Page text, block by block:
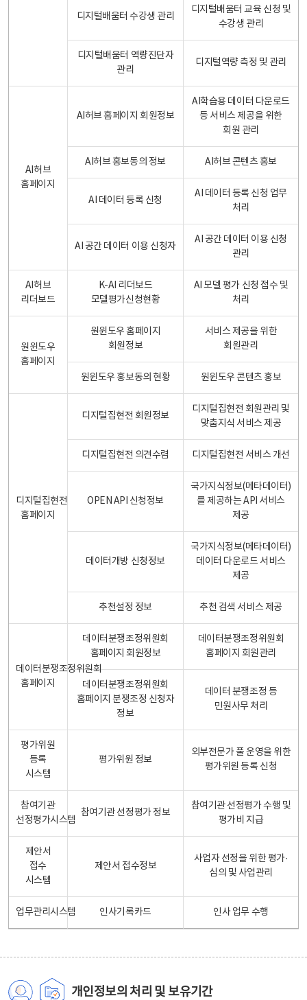
디지털배움터 수강생 관리
디지털배움터 교육 신청 및
수강생 관리
디지털배움터 역량진단자
관리
디지털역량 측정 및 관리
AI허브
홈페이지
AI허브 홈페이지 회원정보
AI학습용 데이터 다운로드
등 서비스 제공을 위한
회원 관리
AI허브 홍보동의 정보 AI허브 콘텐츠 홍보
AI 데이터 등록 신청
AI 데이터 등록 신청 업무
처리
AI 공간 데이터 이용 신청자
AI 공간 데이터 이용 신청
관리
AI허브
리더보드
K-AI 리더보드
모델평가신청현황
AI 모델 평가 신청 접수 및
처리
원윈도우
홈페이지
원윈도우 홈페이지
회원정보
서비스 제공을 위한
회원관리
원윈도우 홍보동의 현황 원윈도우 콘텐츠 홍보
디지털집현전
홈페이지
디지털집현전 회원정보
디지털집현전 회원관리 및
맞춤지식 서비스 제공
디지털집현전 의견수렴 디지털집현전 서비스 개선
OPEN API 신청정보
국가지식정보(메타데이터)
를 제공하는 API 서비스
제공
데이터개방 신청정보
국가지식정보(메타데이터)
데이터 다운로드 서비스
제공
추천설정 정보 추천 검색 서비스 제공
데이터분쟁조정위원회
홈페이지
데이터분쟁조정위원회
홈페이지 회원정보
데이터분쟁조정위원회
홈페이지 회원관리
데이터분쟁조정위원회
홈페이지 분쟁조정 신청자
정보
데이터 분쟁조정 등
민원사무 처리
평가위원
등록
시스템
평가위원 정보
외부전문가 풀 운영을 위한
평가위원 등록 신청
참여기관
선정평가시스템
참여기관 선정평가 정보
참여기관 선정평가 수행 및
평가비 지급
제안서
접수
시스템
제안서 접수정보
사업자 선정을 위한 평가·
심의 및 사업관리
업무관리시스템 인사기록카드 인사 업무 수행
개인정보의 처리 및 보유기간